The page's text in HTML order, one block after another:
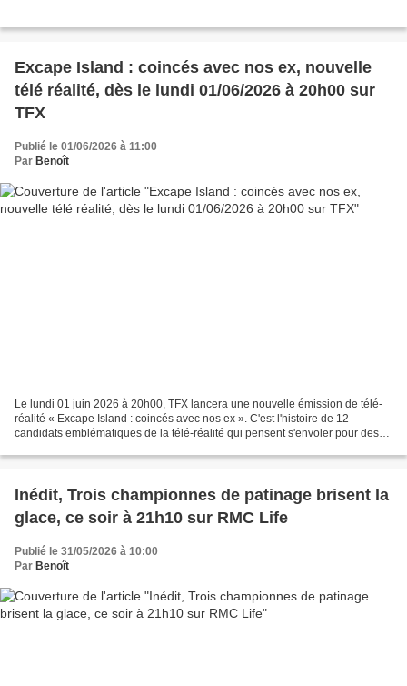
Excape Island : coincés avec nos ex, nouvelle
télé réalité, dès le lundi 01/06/2026 à 20h00 sur
TFX
Publié le 01/06/2026 à 11:00
Par Benoît
Le lundi 01 juin 2026 à 20h00, TFX lancera une nouvelle émission de télé-
réalité « Excape Island : coincés avec nos ex ». C'est l'histoire de 12
candidats emblématiques de la télé-réalité qui pensent s'envoler pour des
Inédit, Trois championnes de patinage brisent la
glace, ce soir à 21h10 sur RMC Life
Publié le 31/05/2026 à 10:00
Par Benoît